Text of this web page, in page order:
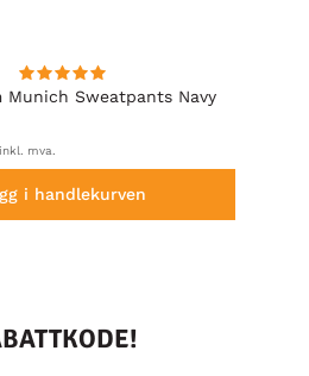
Munich Sweatpants Navy
inkl. mva.
i handlekurven